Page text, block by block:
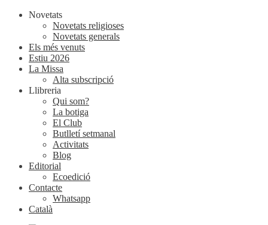
Novetats
Novetats religioses
Novetats generals
Els més venuts
Estiu 2026
La Missa
Alta subscripció
Llibreria
Qui som?
La botiga
El Club
Butlletí setmanal
Activitats
Blog
Editorial
Ecoedició
Contacte
Whatsapp
Català